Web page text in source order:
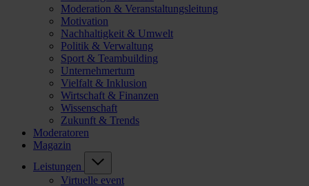
Moderation & Veranstaltungsleitung
Motivation
Nachhaltigkeit & Umwelt
Politik & Verwaltung
Sport & Teambuilding
Unternehmertum
Vielfalt & Inklusion
Wirtschaft & Finanzen
Wissenschaft
Zukunft & Trends
Moderatoren
Magazin
Leistungen
Virtuelle event